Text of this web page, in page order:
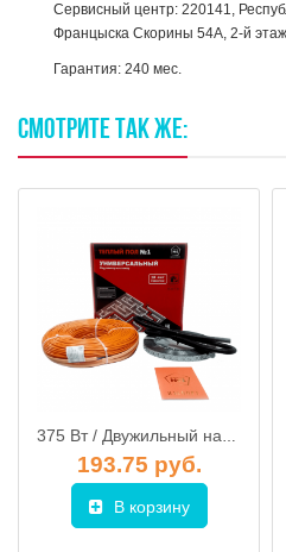
Сервисный центр: 220141,
Францыска Скорины 54А, 2-й
Гарантия: 240 мес.
СМОТРИТЕ ТАКЖЕ:
375 Вт / Двужильный нагревательный кабель Теплый пол №1 СТСП-375
193.75 руб.
В корзину